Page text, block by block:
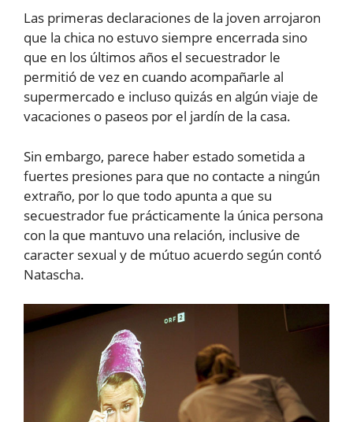
Las primeras declaraciones de la joven arrojaron
que la chica no estuvo siempre encerrada sino
que en los últimos años el secuestrador le
permitió de vez en cuando acompañarle al
supermercado e incluso quizás en algún viaje de
vacaciones o paseos por el jardín de la casa.
Sin embargo, parece haber estado sometida a
fuertes presiones para que no contacte a ningún
extraño, por lo que todo apunta a que su
secuestrador fue prácticamente la única persona
con la que mantuvo una relación, inclusive de
caracter sexual y de mútuo acuerdo según contó
Natascha.